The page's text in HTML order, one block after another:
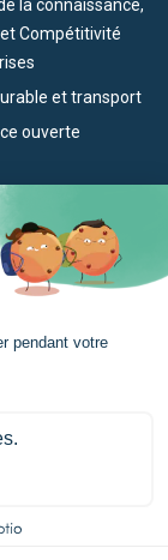
la connaissance,
Compétitivité
et transport
ouverte
l’Eurorégion ?
légales